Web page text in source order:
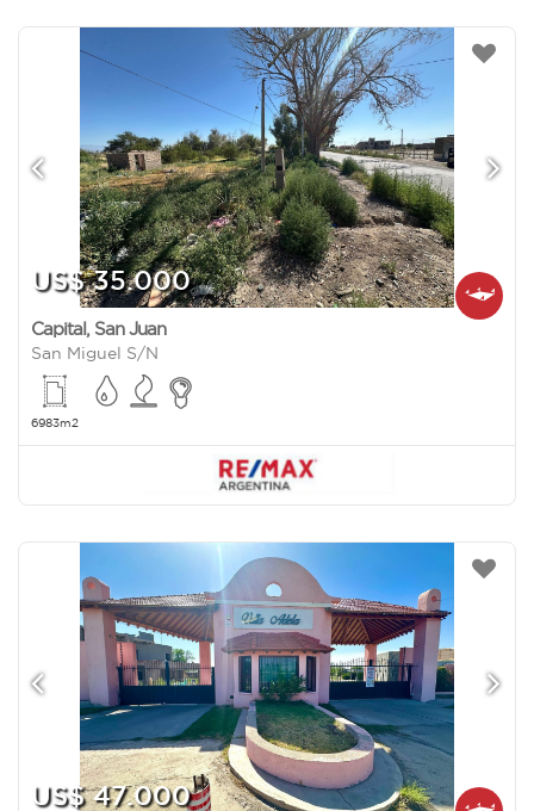
US$ 35.000
Capital, San Juan
San Miguel S/N
6983m2
US$ 47.000